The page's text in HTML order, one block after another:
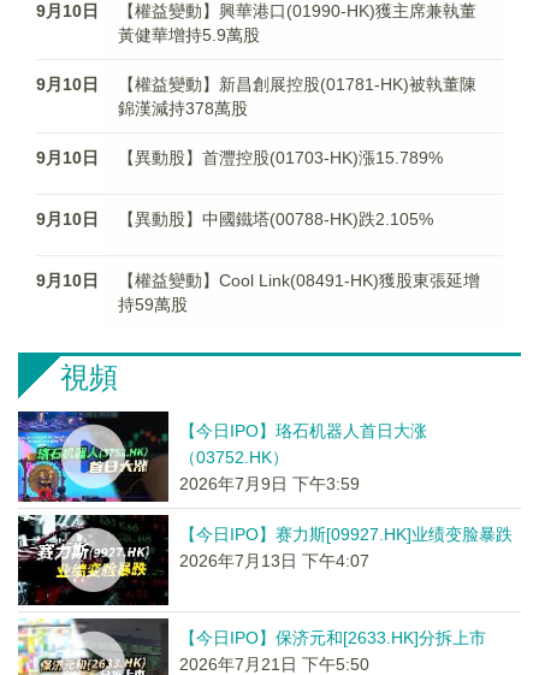
9月10日
【權益變動】興華港口(01990-HK)獲主席兼執董
黃健華增持5.9萬股
9月10日
【權益變動】新昌創展控股(01781-HK)被執董陳
錦漢減持378萬股
9月10日 【異動股】首灃控股(01703-HK)漲15.789%
9月10日 【異動股】中國鐵塔(00788-HK)跌2.105%
9月10日
【權益變動】Cool Link(08491-HK)獲股東張延增
持59萬股
視頻
【今日IPO】珞石机器人首日大涨
（03752.HK）
2026年7月9日 下午3:59
【今日IPO】赛力斯[09927.HK]业绩变脸暴跌
2026年7月13日 下午4:07
【今日IPO】保济元和[2633.HK]分拆上市
2026年7月21日 下午5:50